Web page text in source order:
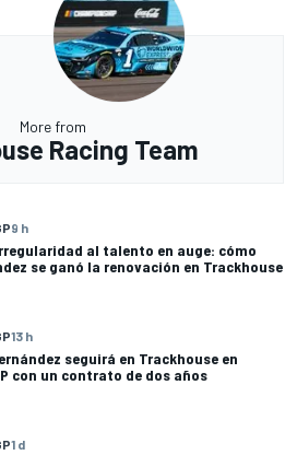
More from
Racing Team
9 h
al talento en auge: cómo
se ganó la renovación en Trackhouse
13 h
seguirá en Trackhouse en
con un contrato de dos años
1 d